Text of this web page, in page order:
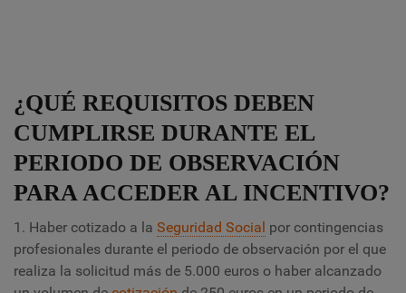
¿QUÉ REQUISITOS DEBEN
CUMPLIRSE DURANTE EL
PERIODO DE OBSERVACIÓN
PARA ACCEDER AL INCENTIVO?
1. Haber cotizado a la Seguridad Social por contingencias
profesionales durante el periodo de observación por el que
realiza la solicitud más de 5.000 euros o haber alcanzado